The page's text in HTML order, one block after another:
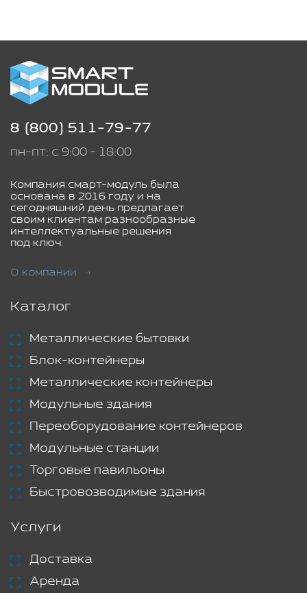
8 (800) 511-79-77
пн-пт: с 9:00 - 18:00
Компания смарт-модуль была
основана в 2016 году и на
сегодняшний день предлагает
своим клиентам разнообразные
интеллектуальные решения
под ключ.
О компании
Каталог
Металлические бытовки
Блок-контейнеры
Металлические контейнеры
Модульные здания
Переоборудование контейнеров
Модульные станции
Торговые павильоны
Быстровозводимые здания
Услуги
Доставка
Аренда